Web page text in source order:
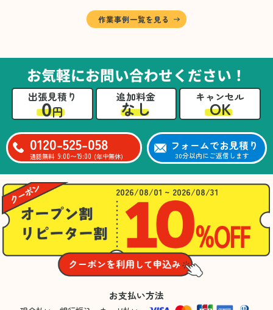
に仕分けしました。
A様から「手際よく進めてくれて助かりまし
るのは難しかったと思います」との温かいお言
葉をいただきました。遺品整理という心の負担
が大きい作業において、少しでもA様の力にな
れたことをスタッフ一同嬉しく思います。
作業事例一覧を見る
お気軽にお問い合わせください！
出張見積り
0円
追加料金
なし
キャンセル
OK
0120-525-058
通話無料 9:00〜19:00 (年中無休)
フォームでお見積り
30分以内にご返信します
2026/08/01 ~ 2026/08/31
お支払い方法